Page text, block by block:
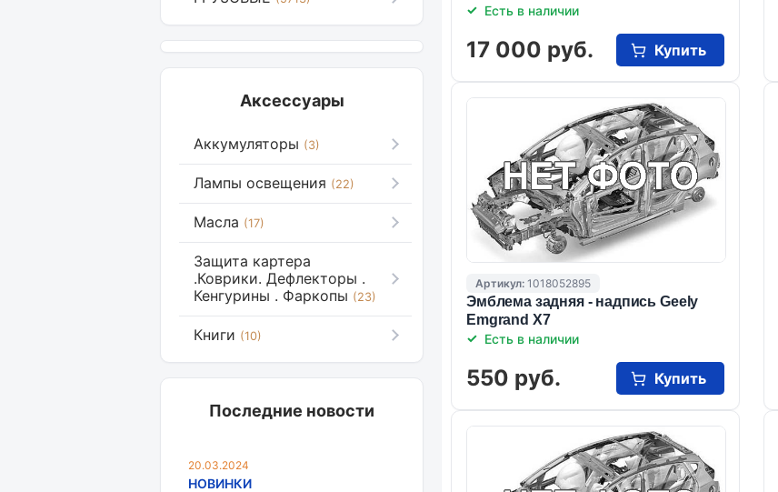
Есть в наличии
17 000 руб. Купить
Артикул: 1018052895
Эмблема задняя - надпись Geely
Emgrand X7
Есть в наличии
550 руб. Купить
Аксессуары
Аккумуляторы (3)
Лампы освещения (22)
Масла (17)
Защита картера
.Коврики. Дефлекторы .
Кенгурины . Фаркопы (23)
Книги (10)
Последние новости
20.03.2024
НОВИНКИ